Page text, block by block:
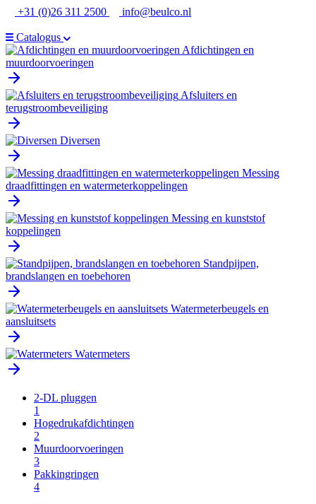
Ga
de
inhoud
+31 (0)26 311 2500 info@beulco.nl
Catalogus
Afdichtingen en
muurdoorvoeringen
Afsluiters en
terugstroombeveiliging
Diversen
Messing
draadfittingen en watermeterkoppelingen
Messing en kunststof
koppelingen
Standpijpen,
brandslangen en toebehoren
Watermeterbeugels en
aansluitsets
Watermeters
2-DL pluggen
1
Hogedrukafdichtingen
2
Muurdoorvoeringen
3
Pakkingringen
4